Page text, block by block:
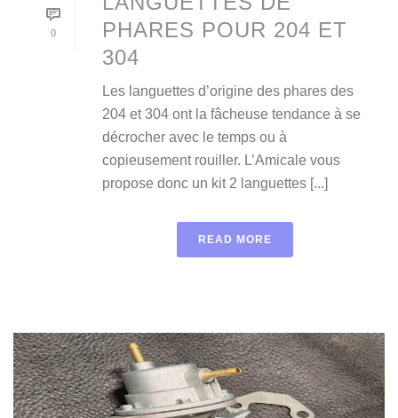
0
PHARES POUR 204 ET
304
Les languettes d’origine des phares des
204 et 304 ont la fâcheuse tendance à se
décrocher avec le temps ou à
copieusement rouiller. L’Amicale vous
propose donc un kit 2 languettes [...]
READ MORE